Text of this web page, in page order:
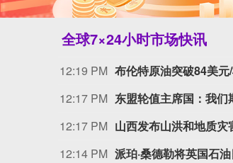
全球7×24小时市场快讯
12:19 PM 布伦特原油突破84美元
12:17 PM 东盟轮值主席国：我们
12:17 PM 山西发布山洪和地质灾
12:14 PM 派珀·桑德勒将英国石